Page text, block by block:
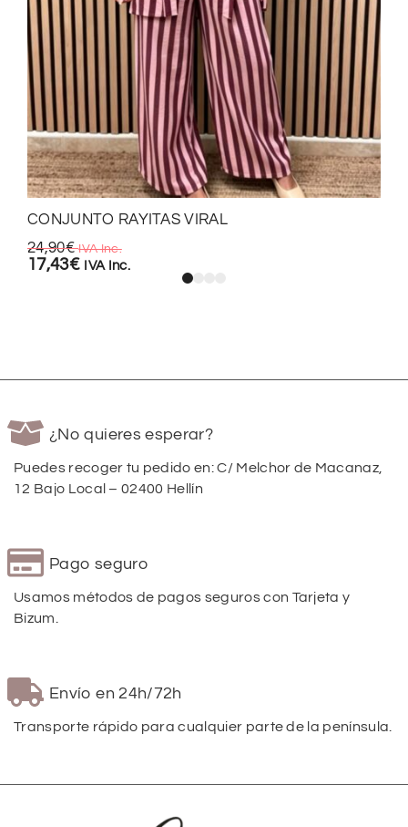
CONJUNTO RAYITAS VIRAL
24,90€ IVA Inc.
17,43€ IVA Inc.
¿No quieres esperar?
Puedes recoger tu pedido en: C/ Melchor de Macanaz,
12 Bajo Local – 02400 Hellín
Pago seguro
Usamos métodos de pagos seguros con Tarjeta y
Bizum.
Envío en 24h/72h
Transporte rápido para cualquier parte de la península.